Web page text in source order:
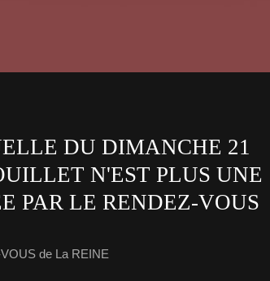
DU DIMANCHE 21
N'EST PLUS UNE
PAR LE RENDEZ-VOUS
de La REINE